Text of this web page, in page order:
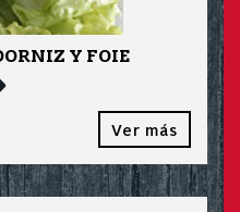
Y FOIE
Ver más